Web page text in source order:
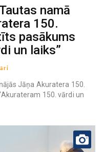
namā
150.
pasākums
un laiks”
Jāņa Akuratera 150.
150. vārdi un